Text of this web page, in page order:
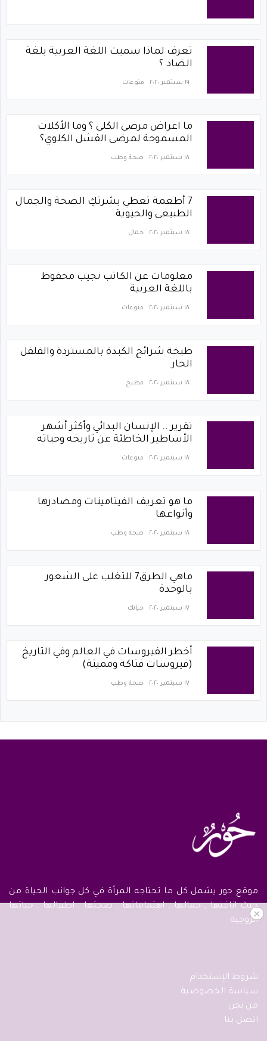
تعرف لماذا سميت اللغة العربية بلغة
الضاد ؟
١٩ سبتمبر ٢٠٢٠ منوعات
ما اعراض مرضى الكلى ؟ وما الأكلات
المسموحة لمرضى الفشل الكلوي؟
١٨ سبتمبر ٢٠٢٠ صحة وطب
7 أطعمة تعطي بشرتكِ الصحة والجمال
الطبيعى والحيوية
١٨ سبتمبر ٢٠٢٠ جمال
معلومات عن الكاتب نجيب محفوظ
باللغة العربية
١٨ سبتمبر ٢٠٢٠ منوعات
طبخة شرائح الكبدة بالمستردة والفلفل
الحار
١٨ سبتمبر ٢٠٢٠ مطبخ
تقرير .. الإنسان البدائي وأكثر أشهر
الأساطير الخاطئة عن تاريخه وحياته
١٨ سبتمبر ٢٠٢٠ منوعات
ما هو تعريف الفيتامينات ومصادرها
وأنواعها
١٨ سبتمبر ٢٠٢٠ صحة وطب
ماهي الطرق7 للتغلب على الشعور
بالوحدة
١٧ سبتمبر ٢٠٢٠ حياتك
أخطر الفيروسات في العالم وفي التاريخ
(فيروسات فتاكة ومميتة)
١٧ سبتمبر ٢٠٢٠ صحة وطب
×
موقع حور يشمل كل ما تحتاجه المرأة في كل جوانب الحياة من
حيث اناقتها , جمالها , اهتماماتها , صحتها , اطفالها , حياتها
الزوجية
شروط الإستخدام
سياسة الخصوصية
من نحن
اتصل بنا